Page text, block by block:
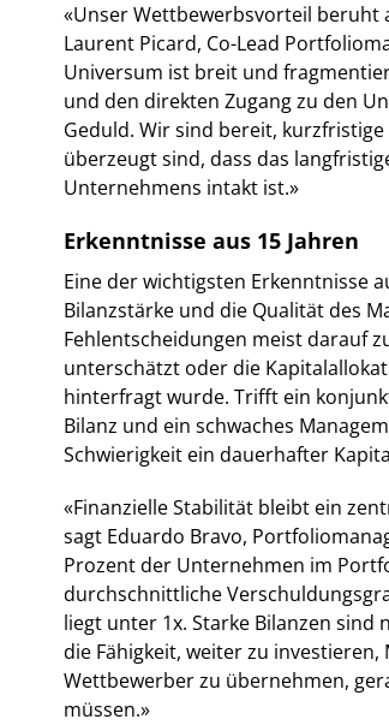
«Unser Wettbewerbsvorteil beruht
Laurent Picard, Co-Lead
Universum ist breit und
und den direkten Zugang zu den
Geduld. Wir sind bereit,
überzeugt sind, dass das
Unternehmens intakt ist.»
Erkenntnisse aus 15 Jahren
Eine der wichtigsten Erkenntnisse
Bilanzstärke und die Qualität des
Fehlentscheidungen meist darauf
unterschätzt oder die
hinterfragt wurde. Trifft ein
Bilanz und ein schwaches
Schwierigkeit ein dauerhafter
«Finanzielle Stabilität bleibt ein
sagt Eduardo Bravo,
Prozent der Unternehmen im
durchschnittliche
liegt unter 1x. Starke Bilanzen sind
die Fähigkeit, weiter zu
Wettbewerber zu übernehmen,
müssen.»